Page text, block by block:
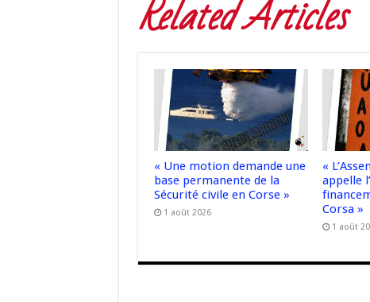
Related Articles
« Une motion demande une
base permanente de la
Sécurité civile en Corse »
1 août 2026
«
appelle
Corsa »
1 août